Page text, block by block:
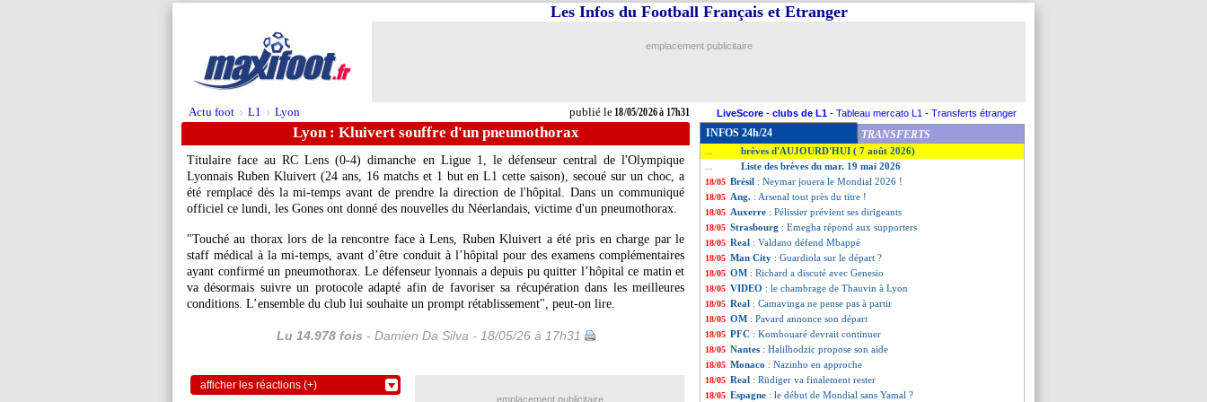
Actu foot > L1 > Lyon publié le18/05/2026 à 17h31
Les Infos du Football Français et Etranger
emplacement publicitaire
LiveScore - clubs de L1 - Tableau mercato L1 - Transferts étranger
Lyon : Kluivert souffre d'un pneumothorax
Titulaire face au RC Lens (0-4) dimanche en Ligue 1, le défenseur central de l'Olympique
Lyonnais Ruben Kluivert(24 ans, 16 matchs et 1 but en L1 cette saison), secoué sur un choc, a
été remplacé dès la mi-temps avant de prendre la direction de l'hôpital. Dans un communiqué
officiel ce lundi, les Gones ont donné des nouvelles du Néerlandais, victime d'un pneumothorax.
"Touché au thorax lors de la rencontre face à Lens, Ruben Kluivert a été pris en charge par le
staff médical à la mi-temps, avant d’être conduit à l’hôpital pour des examens complémentaires
ayant confirmé un pneumothorax. Le défenseur lyonnais a depuis pu quitter l’hôpital ce matin et
va désormais suivre un protocole adapté afin de favoriser sa récupération dans les meilleures
conditions. L’ensemble du club lui souhaite un prompt rétablissement", peut-on lire.
Lu 14.978 fois - Damien Da Silva - 18/05/26 à 17h31
afficher les réactions (+)
INFOS 24h/24 TRANSFERTS
brèves d'AUJOURD'HUI ( 7 août 2026)
Liste des brèves du mar. 19 mai 2026
18/05 Brésil : Neymar jouera le Mondial 2026 !
18/05 Ang. : Arsenal tout près du titre !
18/05 Auxerre : Pélissier prévient ses dirigeants
18/05 Strasbourg : Emegha répond aux supporters
18/05 Real : Valdano défend Mbappé
18/05 Man City : Guardiola sur le départ ?
18/05 OM : Richard a discuté avec Genesio
18/05 VIDEO : le chambrage de Thauvin à Lyon
18/05 Real : Camavinga ne pense pas à partir
18/05 OM : Pavard annonce son départ
18/05 PFC : Kombouaré devrait continuer
18/05 Nantes : Halilhodzic propose son aide
18/05 Monaco : Nazinho en approche
18/05 Real : Rüdiger va finalement rester
18/05 Espagne : le début de Mondial sans Yamal ?
emplacement publicitaire